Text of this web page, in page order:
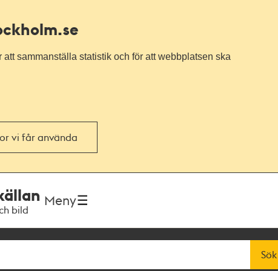
sammanställa statistik och för att webbplatsen ska
vi får använda
bild
Meny
Sök